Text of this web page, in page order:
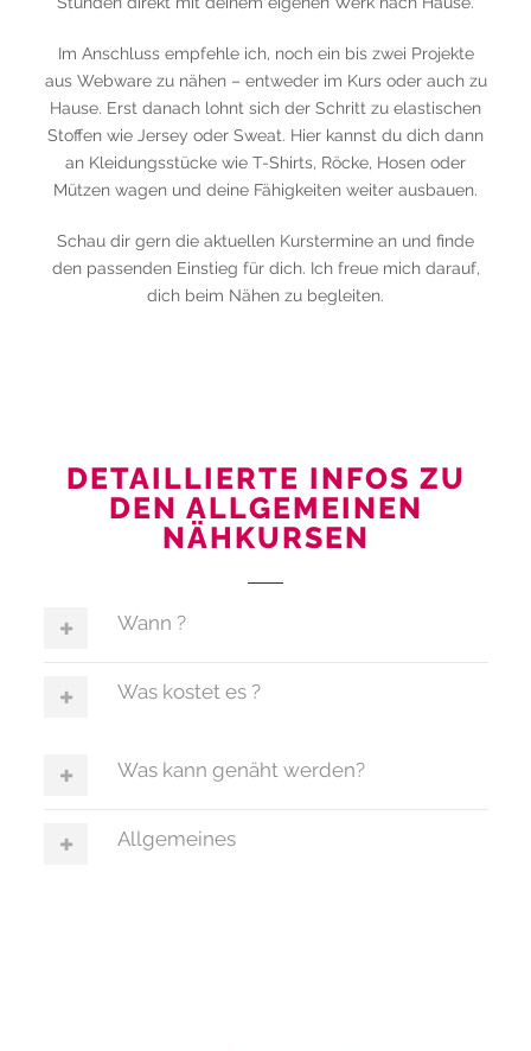
Im Anschluss empfehle ich, noch ein bis zwei Projekte
aus Webware zu nähen – entweder im Kurs oder auch zu
Hause. Erst danach lohnt sich der Schritt zu elastischen
Stoffen wie Jersey oder Sweat. Hier kannst du dich dann
an Kleidungsstücke wie T-Shirts, Röcke, Hosen oder
Mützen wagen und deine Fähigkeiten weiter ausbauen.
Schau dir gern die aktuellen Kurstermine an und finde
den passenden Einstieg für dich. Ich freue mich darauf,
dich beim Nähen zu begleiten.
DETAILLIERTE INFOS ZU
DEN ALLGEMEINEN
NÄHKURSEN
Wann ?
Was kostet es ?
Was kann genäht werden?
Allgemeines